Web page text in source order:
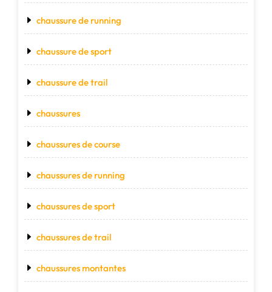
chaussure de running
chaussure de sport
chaussure de trail
chaussures
chaussures de course
chaussures de running
chaussures de sport
chaussures de trail
chaussures montantes